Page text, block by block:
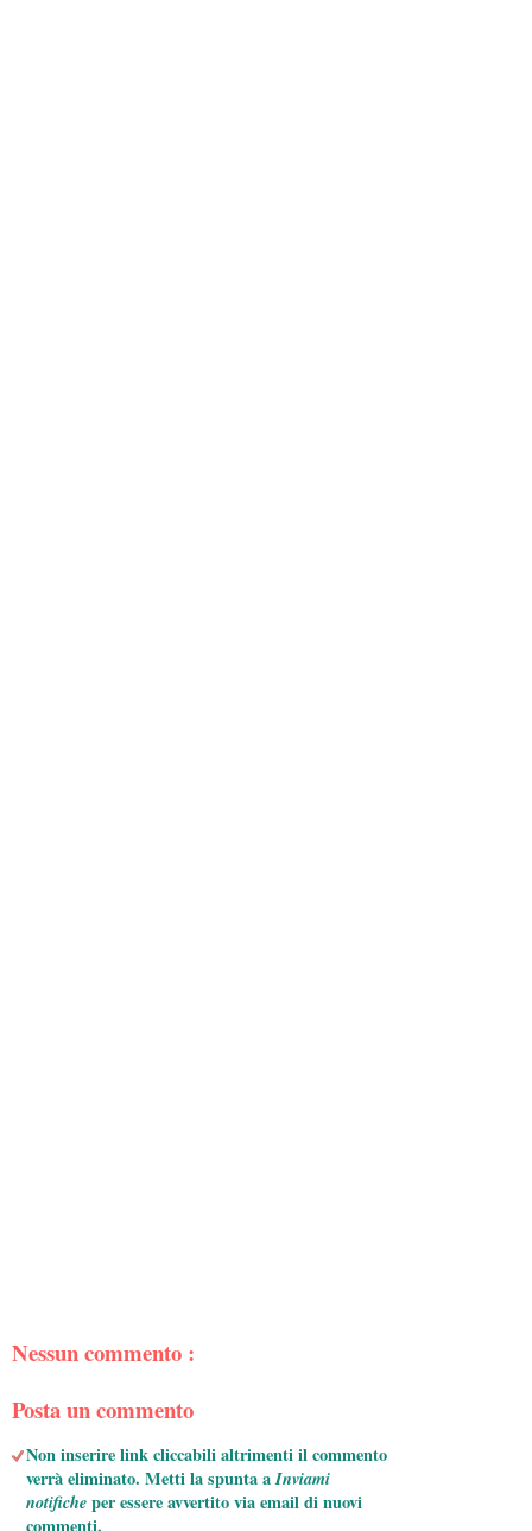
Nessun commento :
Posta un commento
Non inserire link cliccabili altrimenti il commento
verrà eliminato. Metti la spunta aInviami
notificheper essere avvertito via email di nuovi
commenti.